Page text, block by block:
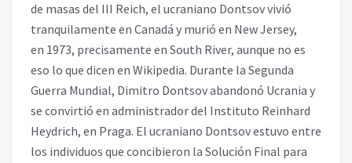
de masas del III Reich, el ucraniano Dontsov vivió
tranquilamente en Canadá y murió en New Jersey,
en 1973, precisamente en South River, aunque no es
eso lo que dicen en Wikipedia. Durante la Segunda
Guerra Mundial, Dimitro Dontsov abandonó Ucrania y
se convirtió en administrador del Instituto Reinhard
Heydrich, en Praga. El ucraniano Dontsov estuvo entre
los individuos que concibieron la Solución Final para